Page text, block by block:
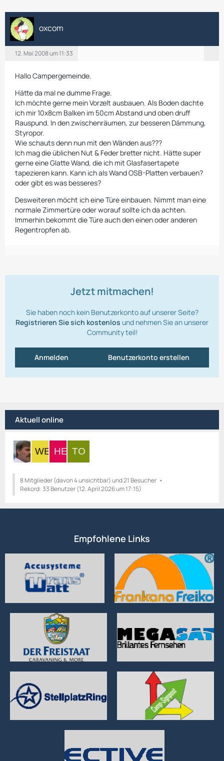
oxcom
12. Mai 2008 um 11:33
Hallo Campergemeinde.
Hätte da mal ne dumme Frage.
Ich möchte gerne mein Vorzelt ausbauen. Als Boden dachte
ich mir 10x8cm Balken im 50cm Abstand und oben druff
Rauspund. In den zwischenräumen, zur besseren Dämmung,
Styropor.
Wie schauts denn nun mit den Wänden aus???
Ich mag die üblichen Nut & Feder bretter nicht. Hätte super
gerne eine Glatte Wand, die ich mit Glasfasertapete
tapezieren kann. Kann ich als Wand OSB-Platten verbauen?
oder gibt es was besseres?
Desweiteren möcht ich eine Türe einbauen. Nimmt man eine
normale Zimmertüre oder worauf sollte ich da achten.
Immerhin bekommt die Türe auch den einen oder anderen
Regentropfen ab.
Jetzt mitmachen!
Sie haben noch kein Benutzerkonto auf unserer Seite?
Registrieren Sie sich kostenlos und nehmen Sie an unserer
Community teil!
Benutzerkonto erstellen
Anmelden
Aktuell online
8 Mitglieder (davon 4 unsichtbar) und 21 Besucher
Rekord: 33 Benutzer (12. April 2026 um 17:15)
Empfohlene Links